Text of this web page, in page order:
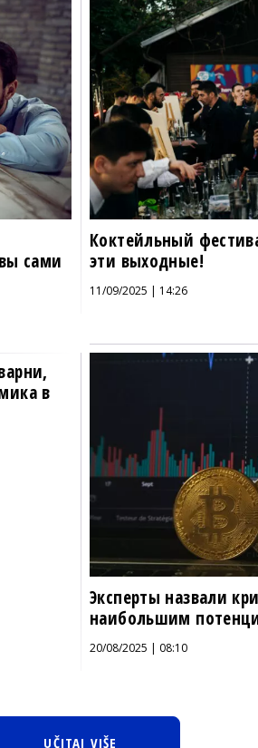
сами
Коктейльный
эти выходные!
11/09/2025 | 14:26
в
Эксперты назвали
наибольшим
20/08/2025 | 08:10
UČITAJ VIŠE